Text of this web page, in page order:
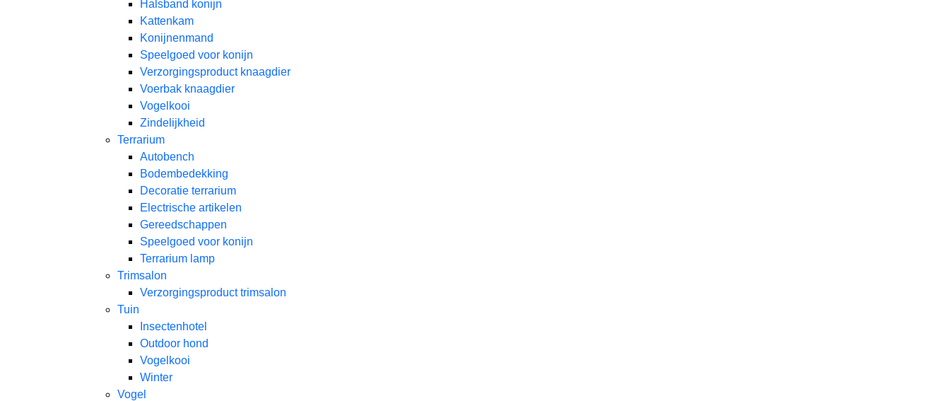
Halsband konijn
Kattenkam
Konijnenmand
Speelgoed voor konijn​
Verzorgingsproduct knaagdier
Voerbak knaagdier
Vogelkooi
Zindelijkheid
Terrarium
Autobench
Bodembedekking
Decoratie terrarium
Electrische artikelen
Gereedschappen
Speelgoed voor konijn
Terrarium lamp
Trimsalon
Verzorgingsproduct trimsalon
Tuin
Insectenhotel
Outdoor hond
Vogelkooi
Winter
Vogel